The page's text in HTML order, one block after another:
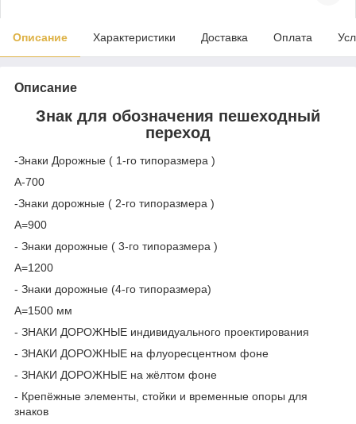
Описание Характеристики Доставка Оплата
Описание
Знак для обозначения пешеходный
переход
-Знаки Дорожные ( 1-го типоразмера )
А-700
-Знаки дорожные ( 2-го типоразмера )
А=900
- Знаки дорожные ( 3-го типоразмера )
А=1200
- Знаки дорожные (4-го типоразмера)
А=1500 мм
- ЗНАКИ ДОРОЖНЫЕ индивидуального проектирования
- ЗНАКИ ДОРОЖНЫЕ на флуоресцентном фоне
- ЗНАКИ ДОРОЖНЫЕ на жёлтом фоне
- Крепёжные элементы, стойки и временные опоры для
знаков